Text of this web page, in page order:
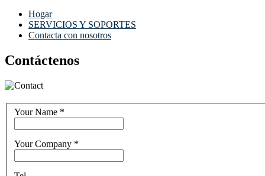
Hogar
SERVICIOS Y SOPORTES
Contacta con nosotros
Contáctenos
Your Name *
Your Company *